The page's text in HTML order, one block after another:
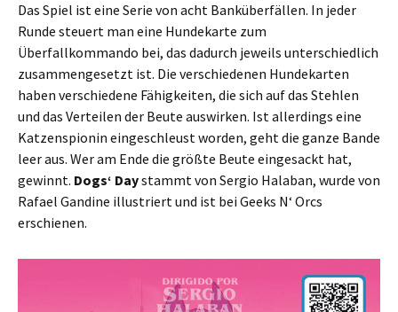
Das Spiel ist eine Serie von acht Banküberfällen. In jeder
Runde steuert man eine Hundekarte zum
Überfallkommando bei, das dadurch jeweils unterschiedlich
zusammengesetzt ist. Die verschiedenen Hundekarten
haben verschiedene Fähigkeiten, die sich auf das Stehlen
und das Verteilen der Beute auswirken. Ist allerdings eine
Katzenspionin eingeschleust worden, geht die ganze Bande
leer aus. Wer am Ende die größte Beute eingesackt hat,
gewinnt. Dogs‘ Daystammt von Sergio Halaban, wurde von
Rafael Gandine illustriert und ist bei Geeks N‘ Orcs
erschienen.